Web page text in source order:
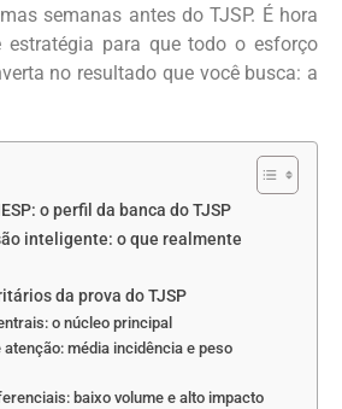
semanas antes do TJSP. É hora
estratégia para que todo o esforço
no resultado que você busca: a
o perfil da banca do TJSP
inteligente: o que realmente
da prova do TJSP
o núcleo principal
média incidência e peso
baixo volume e alto impacto